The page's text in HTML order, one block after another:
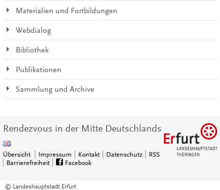
Materialien und Fortbildungen
Webdialog
Bibliothek
Publikationen
Sammlung und Archive
Rendezvous in der Mitte Deutschlands
Übersicht Impressum Kontakt Datenschutz
RSS
Barrierefreiheit
Facebook
© Landeshauptstadt Erfurt